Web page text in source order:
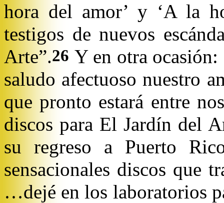
hora del amor’ y ‘A la
testigos de nuevos
Arte”.26 Y en otra
saludo afectuoso nuestro
que pronto estará entre
discos para El Jardín del
su regreso a Puerto
sensacionales discos que
…dejé en los laboratorios